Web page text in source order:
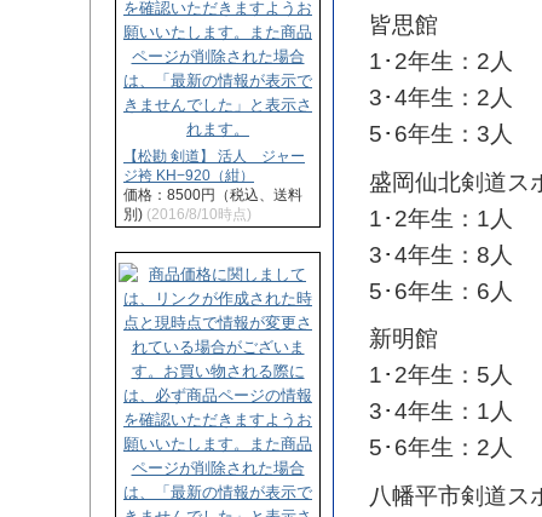
皆思館
1･2年生：2人
3･4年生：2人
5･6年生：3人
盛岡仙北剣道ス
1･2年生：1人
3･4年生：8人
5･6年生：6人
新明館
1･2年生：5人
3･4年生：1人
5･6年生：2人
八幡平市剣道ス
【松勘 剣道】 活人 ジャー
ジ袴 KH−920（紺）
価格：8500円（税込、送料
別) (2016/8/10時点)